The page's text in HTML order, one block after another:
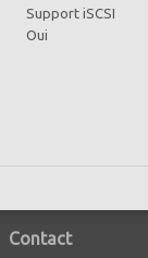
Support iSCSI
Oui
Contact